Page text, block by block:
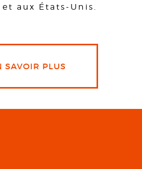
aux États-Unis.
SAVOIR PLUS